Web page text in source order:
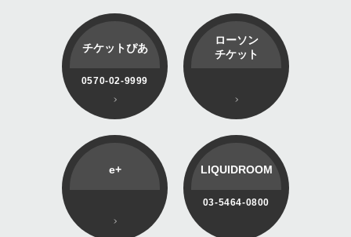
チケットぴあ
0570-02-9999
ローソン
チケット
e+ LIQUIDROOM
03-5464-0800